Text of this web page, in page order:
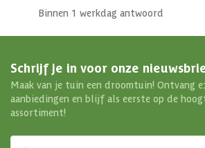
Binnen 1 werkdag antwoord
Schrijf je in voor onze
Maak van je tuin een droomtuin! Ontvang
aanbiedingen en blijf als eerste op de
assortiment!